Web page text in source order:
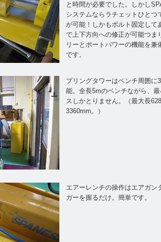
と時間が必要でした。しかし
システムならラチェットひとつ
が可能！しかもボルト固定して
で上下方向への修正が可能つま
リーとポートパワーの機能を兼
です。
プリングタワーはベンチ周囲に
能。全長5mのベンチながら、
スしかとりません。（最大長
3360mm。）
エアーレンチの操作はエアガン
ガーを握るだけ。簡単です。